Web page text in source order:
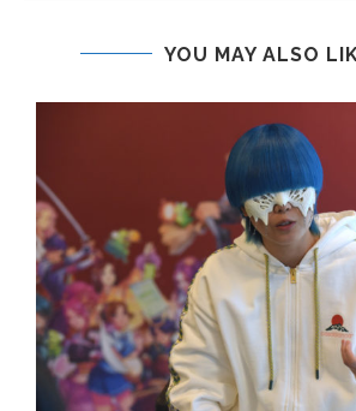
YOU MAY ALSO